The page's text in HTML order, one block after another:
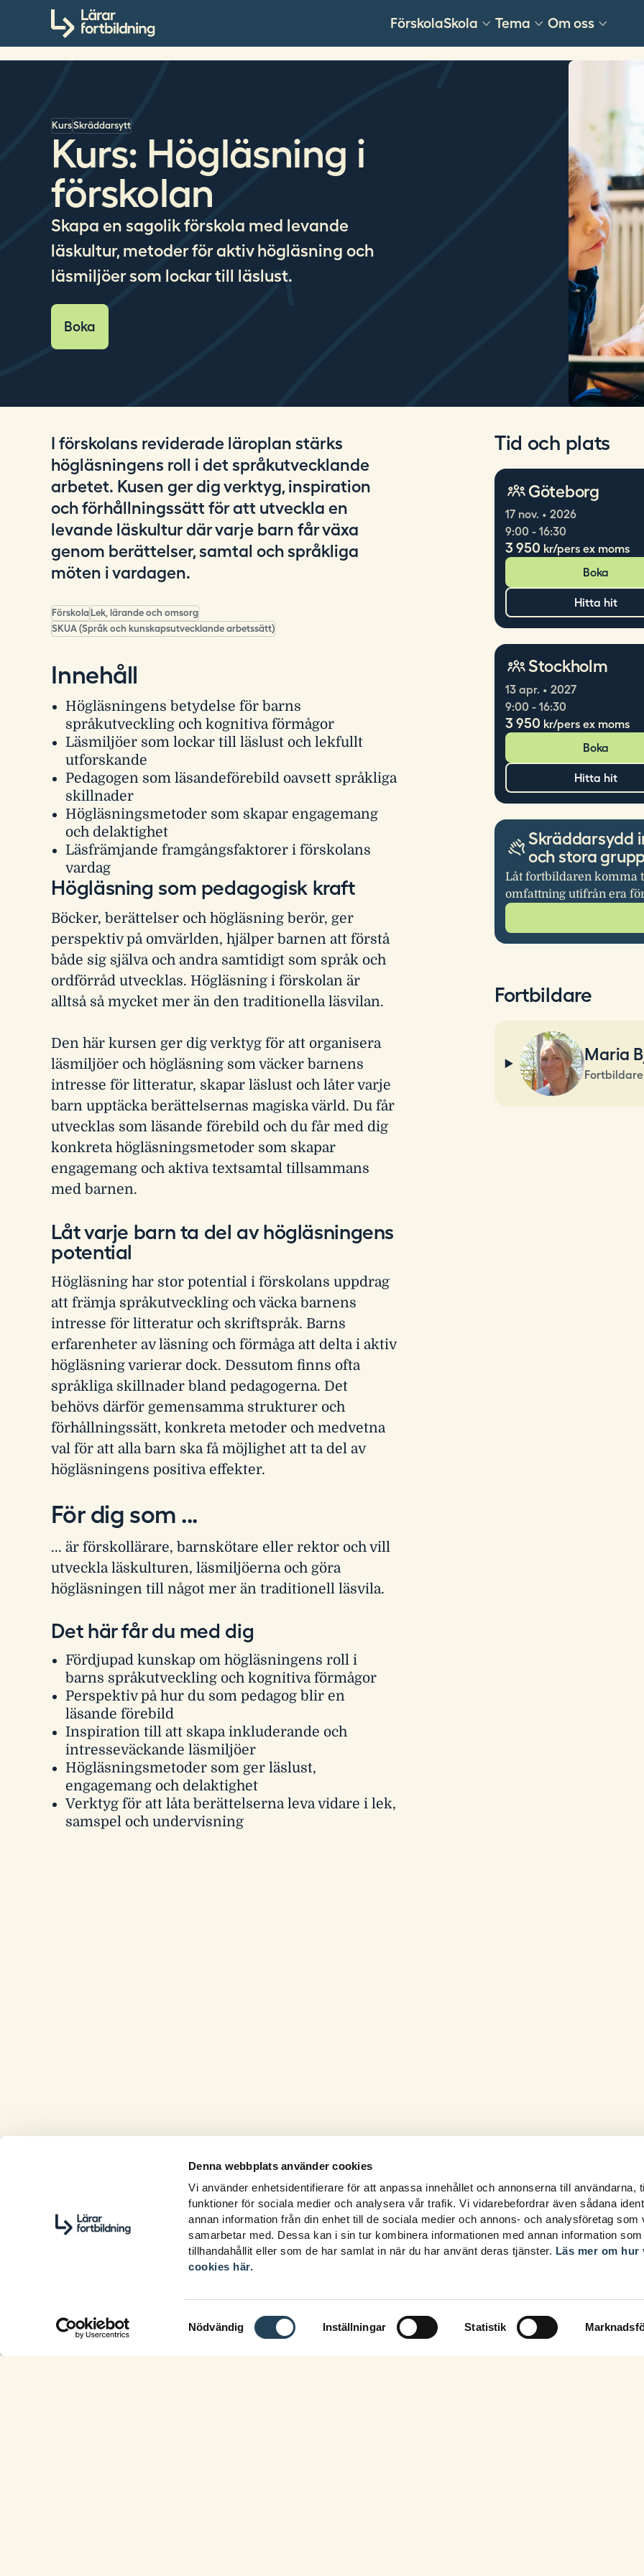
Denna webbplats använder cookies
Vi använder enhetsidentifierare för att anpassa innehållet och annonserna till användarna,
funktioner för sociala medier och analysera vår trafik. Vi vidarebefordrar även sådana
annan information från din enhet till de sociala medier och annons- och analysföretag som
samarbetar med. Dessa kan i sin tur kombinera informationen med annan information
tillhandahållit eller som de har samlat in när du har använt deras tjänster. Läs mer om hur
cookies här.
Samtyckesval
Nödvändig Inställningar Statistik
Till innehållet FörskolaSkola Tema Om oss
p
s
KursSkräddarsytt
Kurs: Högläsning i
förskolan
Skapa en sagolik förskola med levande
läskultur, metoder för aktiv högläsning och
läsmiljöer som lockar till läslust.
Boka
I förskolans reviderade läroplan stärks
högläsningens roll i det språkutvecklande
arbetet. Kusen ger dig verktyg, inspiration
och förhållningssätt för att utveckla en
levande läskultur där varje barn får växa
genom berättelser, samtal och språkliga
möten i vardagen.
Förskola Lek, lärande och omsorg
SKUA (Språk och kunskapsutvecklande arbetssätt)
Innehåll
Högläsningens betydelse för barns
språkutveckling och kognitiva förmågor
Läsmiljöer som lockar till läslust och lekfullt
utforskande
Pedagogen som läsandeförebild oavsett språkliga
skillnader
Högläsningsmetoder som skapar engagemang
och delaktighet
Läsfrämjande framgångsfaktorer i förskolans
vardag
Högläsning som pedagogisk kraft
Böcker, berättelser och högläsning berör, ger
perspektiv på omvärlden, hjälper barnen att förstå
både sig själva och andra samtidigt som språk och
ordförråd utvecklas. Högläsning i förskolan är
alltså så mycket mer än den traditionella läsvilan.
Den här kursen ger dig verktyg för att organisera
läsmiljöer och högläsning som väcker barnens
intresse för litteratur, skapar läslust och låter varje
barn upptäcka berättelsernas magiska värld. Du får
utvecklas som läsande förebild och du får med dig
konkreta högläsningsmetoder som skapar
engagemang och aktiva textsamtal tillsammans
med barnen.
Låt varje barn ta del av högläsningens
potential
Högläsning har stor potential i förskolans uppdrag
att främja språkutveckling och väcka barnens
intresse för litteratur och skriftspråk. Barns
erfarenheter av läsning och förmåga att delta i aktiv
högläsning varierar dock. Dessutom finns ofta
språkliga skillnader bland pedagogerna. Det
behövs därför gemensamma strukturer och
förhållningssätt, konkreta metoder och medvetna
val för att alla barn ska få möjlighet att ta del av
högläsningens positiva effekter.
För dig som ...
... är förskollärare, barnskötare eller rektor och vill
utveckla läskulturen, läsmiljöerna och göra
högläsningen till något mer än traditionell läsvila.
Det här får du med dig
Fördjupad kunskap om högläsningens roll i
barns språkutveckling och kognitiva förmågor
Perspektiv på hur du som pedagog blir en
läsande förebild
Inspiration till att skapa inkluderande och
intresseväckande läsmiljöer
Högläsningsmetoder som ger läslust,
engagemang och delaktighet
Verktyg för att låta berättelserna leva vidare i lek,
samspel och undervisning
Tid och plats
Göteborg
17 nov. • 2026
9:00 - 16:30
3 950 kr/pers ex moms
Boka
Hitta hit
Stockholm
13 apr. • 2027
9:00 - 16:30
3 950 kr/pers ex moms
Boka
Hitta hit
Skräddarsydd
och stora
Låt fortbildaren komma
omfattning utifrån era
Fortbildare
Maria
Fortbildare